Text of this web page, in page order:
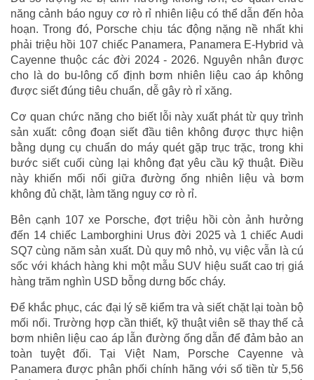
năng cảnh báo nguy cơ rò rỉ nhiên liệu có thể dẫn đến hỏa
hoạn. Trong đó, Porsche chịu tác động nặng nề nhất khi
phải triệu hồi 107 chiếc Panamera, Panamera E-Hybrid và
Cayenne thuộc các đời 2024 - 2026. Nguyên nhân được
cho là do bu-lông cố định bơm nhiên liệu cao áp không
được siết đúng tiêu chuẩn, dễ gây rò rỉ xăng.
Cơ quan chức năng cho biết lỗi này xuất phát từ quy trình
sản xuất: công đoạn siết đầu tiên không được thực hiện
bằng dụng cụ chuẩn do máy quét gặp trục trặc, trong khi
bước siết cuối cùng lại không đạt yêu cầu kỹ thuật. Điều
này khiến mối nối giữa đường ống nhiên liệu và bơm
không đủ chặt, làm tăng nguy cơ rò rỉ.
Bên cạnh 107 xe Porsche, đợt triệu hồi còn ảnh hưởng
đến 14 chiếc Lamborghini Urus đời 2025 và 1 chiếc Audi
SQ7 cùng năm sản xuất. Dù quy mô nhỏ, vụ việc vẫn là cú
sốc với khách hàng khi một mẫu SUV hiệu suất cao trị giá
hàng trăm nghìn USD bỗng dưng bốc cháy.
Để khắc phục, các đại lý sẽ kiểm tra và siết chặt lại toàn bộ
mối nối. Trường hợp cần thiết, kỹ thuật viên sẽ thay thế cả
bơm nhiên liệu cao áp lẫn đường ống dẫn để đảm bảo an
toàn tuyệt đối. Tại Việt Nam, Porsche Cayenne và
Panamera được phân phối chính hãng với số tiền từ 5,56